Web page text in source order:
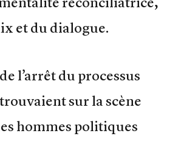
et du dialogue.
l’arrêt du processus
sur la scène
hommes politiques